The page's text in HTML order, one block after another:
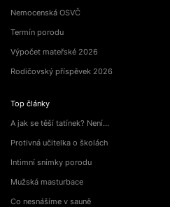
Nemocenská OSVČ
Termín porodu
Výpočet mateřské 2026
Rodičovský příspěvek 2026
Top články
A jak se těší tatínek? Není…
Protivná učitelka o školách
Intimní snímky porodu
Mužská masturbace
Co nesnášíme v sauně